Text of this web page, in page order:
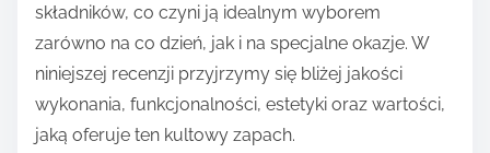
składników, co czyni ją idealnym wyborem
zarówno na co dzień, jak i na specjalne okazje. W
niniejszej recenzji przyjrzymy się bliżej jakości
wykonania, funkcjonalności, estetyki oraz wartości,
jaką oferuje ten kultowy zapach.